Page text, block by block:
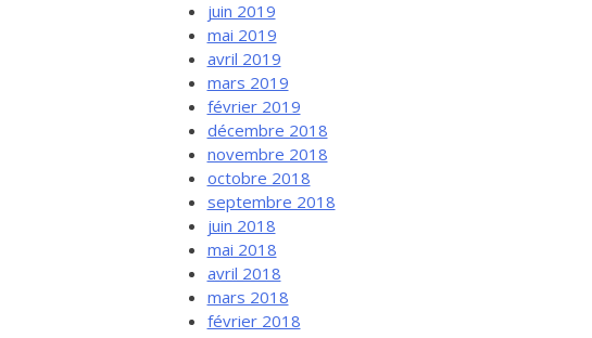
juin 2019
mai 2019
avril 2019
mars 2019
février 2019
décembre 2018
novembre 2018
octobre 2018
septembre 2018
juin 2018
mai 2018
avril 2018
mars 2018
février 2018